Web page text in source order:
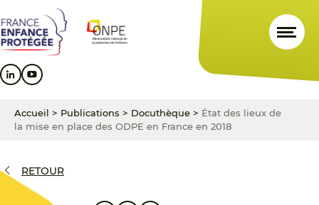
au
contenu
principal
au
menu
principal
au
pied
de
Accueil > Publications > Docuthèque > État des lieux de
la mise en place des ODPE en France en 2018
RETOUR